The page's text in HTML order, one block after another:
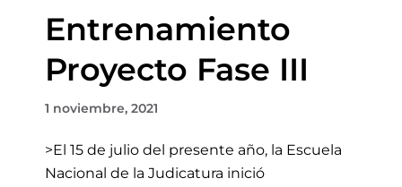
Entrenamiento
Proyecto Fase III
1 noviembre, 2021
>El 15 de julio del presente año, la Escuela
Nacional de la Judicatura inició